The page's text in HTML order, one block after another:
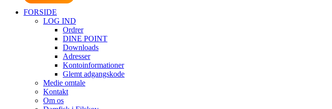
FORSIDE
LOG IND
Ordrer
DINE POINT
Downloads
Adresser
Kontoinformationer
Glemt adgangskode
Medie omtale
Kontakt
Om os